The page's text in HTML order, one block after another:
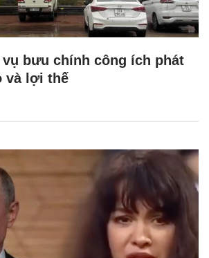
vụ bưu chính công ích phát
và lợi thế